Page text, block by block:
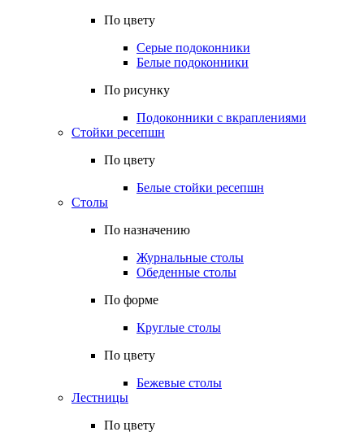
По цвету
Серые подоконники
Белые подоконники
По рисунку
Подоконники с вкраплениями
Стойки ресепшн
По цвету
Белые стойки ресепшн
Столы
По назначению
Журнальные столы
Обеденные столы
По форме
Круглые столы
По цвету
Бежевые столы
Лестницы
По цвету